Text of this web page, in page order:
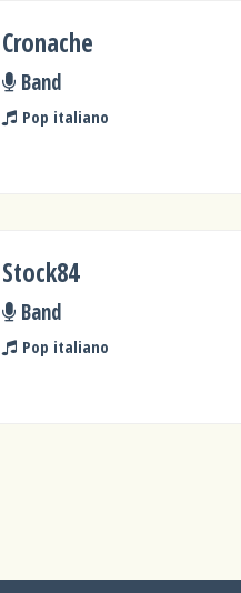
Cronache
Band
Pop italiano
Stock84
Band
Pop italiano